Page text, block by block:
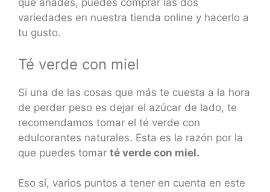
que añades, puedes comprar las dos
variedades en nuestra tienda online y hacerlo a
tu gusto.
Té verde con miel
Si una de las cosas que más te cuesta a la hora
de perder peso es dejar el azúcar de lado, te
recomendamos tomar el té verde con
edulcorantes naturales. Esta es la razón por la
que puedes tomar té verde con miel.
Eso sí, varios puntos a tener en cuenta en este